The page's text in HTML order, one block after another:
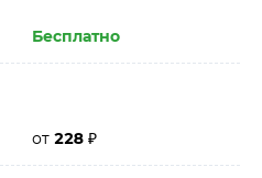
Бесплатно
от 228 ₽